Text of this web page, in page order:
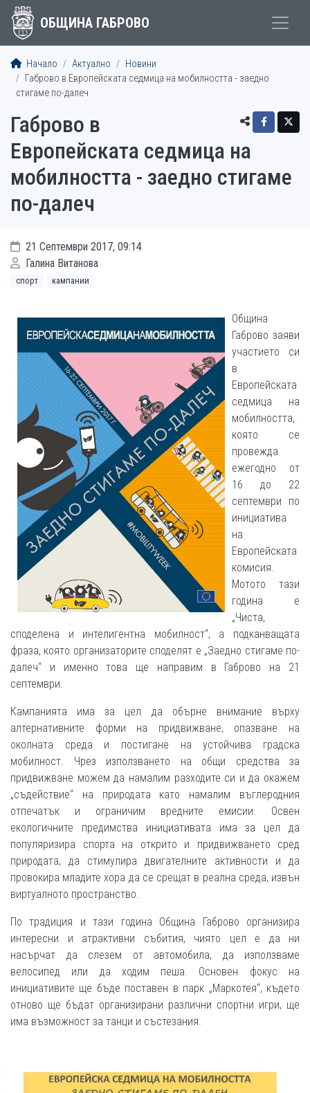
ОБЩИНА ГАБРОВО
Начало Актуално
Новини
Габрово в Европейската седмица на мобилността - заедно
стигаме по-далеч
Габрово в
Европейската седмица на
мобилността - заедно стигаме
по-далеч
21 Септември 2017, 09:14
Галина Витанова
спорт кампании
Община
Габрово заяви
участието си
в
Европейската
седмица на
мобилността,
която се
провежда
ежегодно от
16 до 22
септември по
инициатива
на
Европейската
комисия.
Мотото тази
година е
„Чиста,
споделена и интелигентна мобилност“, а подканващата
фраза, която организаторите споделят е „Заедно стигаме по-
далеч“ и именно това ще направим в Габрово на 21
септември.
Кампанията има за цел да обърне внимание върху
алтернативните форми на придвижване, опазване на
околната среда и постигане на устойчива градска
мобилност. Чрез използването на общи средства за
придвижване можем да намалим разходите си и да окажем
„съдействие“ на природата като намалим въглеродния
отпечатък и ограничим вредните емисии. Освен
екологичните предимства инициативата има за цел да
популяризира спорта на открито и придвижването сред
природата, да стимулира двигателните активности и да
провокира младите хора да се срещат в реална среда, извън
виртуалното пространство.
По традиция и тази година Община Габрово организира
интересни и атрактивни събития, чиято цел е да ни
насърчат да слезем от автомобила, да използваме
велосипед или да ходим пеша. Основен фокус на
инициативите ще бъде поставен в парк „Маркотея“, където
отново ще бъдат организирани различни спортни игри, ще
има възможност за танци и състезания.